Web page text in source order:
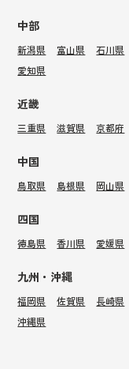
中部
新潟県 富山県 石川県
愛知県
近畿
三重県 滋賀県 京都府
中国
鳥取県 島根県 岡山県
四国
徳島県 香川県 愛媛県
九州・沖縄
福岡県 佐賀県 長崎県
沖縄県